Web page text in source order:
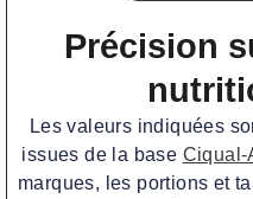
Précision
Les valeurs indiquées sont des moyennes indicatives
issues de la base Ciqual-
marques, les portions et